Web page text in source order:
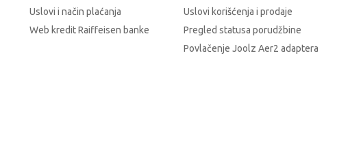
Uslovi i način plaćanja
Web kredit Raiffeisen banke
Uslovi korišćenja i prodaje
Pregled statusa porudžbine
Povlačenje Joolz Aer2 adaptera